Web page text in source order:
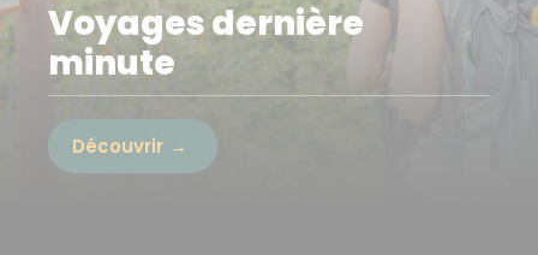
Voyages dernière
minute
Découvrir